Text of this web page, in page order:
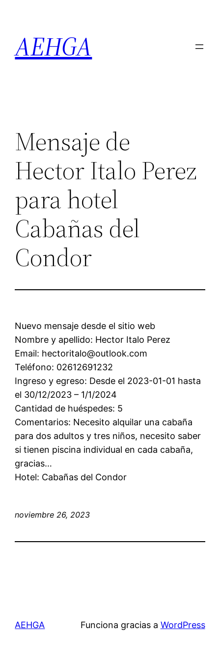
contenido
AEHGA
Mensaje de
Hector Italo Perez
para hotel
Cabañas del
Condor
Nuevo mensaje desde el sitio web
Nombre y apellido: Hector Italo Perez
Email: hectoritalo@outlook.com
Teléfono: 02612691232
Ingreso y egreso: Desde el 2023-01-01 hasta
el 30/12/2023 – 1/1/2024
Cantidad de huéspedes: 5
Comentarios: Necesito alquilar una cabaña
para dos adultos y tres niños, necesito saber
si tienen piscina individual en cada cabaña,
gracias…
Hotel: Cabañas del Condor
noviembre 26, 2023
AEHGA Funciona gracias a WordPress